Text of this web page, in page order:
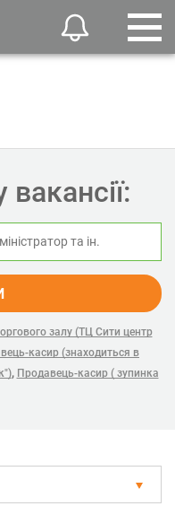
залу (ТЦ Сити центр
касир (знаходиться в
, Продавець-касир ( зупинка